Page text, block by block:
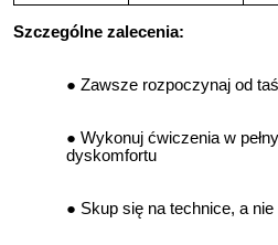
Szczególne zalecenia:
Zawsze rozpoczynaj od
Wykonuj ćwiczenia w
dyskomfortu
Skup się na technice, a